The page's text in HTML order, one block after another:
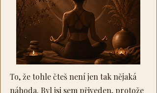
To, že tohle čteš není jen tak nějaká
náhoda. Byl jsi sem přiveden, protože